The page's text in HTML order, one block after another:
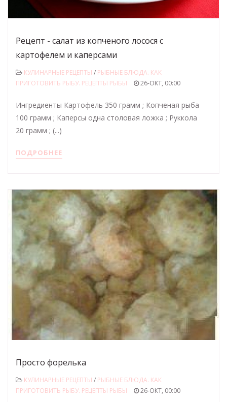
Рецепт - салат из копченого лосося с
картофелем и каперсами
КУЛИНАРНЫЕ РЕЦЕПТЫ / РЫБНЫЕ БЛЮДА. КАК
ПРИГОТОВИТЬ РЫБУ. РЕЦЕПТЫ РЫБЫ
26-ОКТ, 00:00
Ингредиенты Картофель 350 грамм ; Копченая рыба
100 грамм ; Каперсы одна столовая ложка ; Руккола
20 грамм ; (...)
ПОДРОБНЕЕ
Просто форелька
КУЛИНАРНЫЕ РЕЦЕПТЫ / РЫБНЫЕ БЛЮДА. КАК
ПРИГОТОВИТЬ РЫБУ. РЕЦЕПТЫ РЫБЫ
26-ОКТ, 00:00